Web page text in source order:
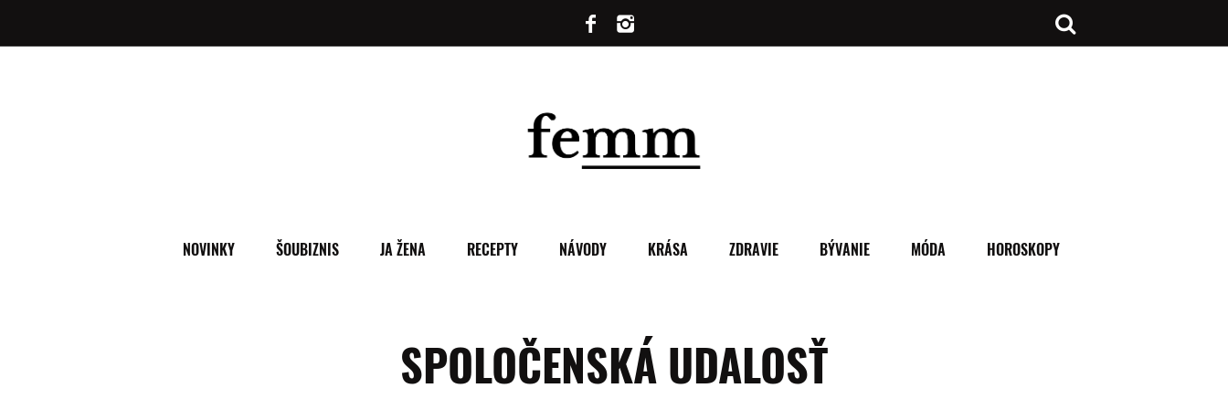
NOVINKY ŠOUBIZNIS JA ŽENA RECEPTY NÁVODY KRÁSA ZDRAVIE BÝVANIE MÓDA HOROSKOPY
SPOLOČENSKÁ UDALOSŤ